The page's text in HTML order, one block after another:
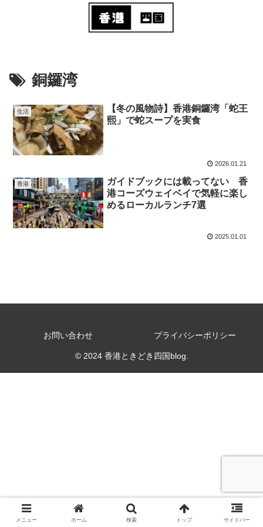
銅鑼湾
生活
【冬の風物詩】香港銅鑼湾「蛇王
熙」で蛇スープを実食
2026.01.21
香港
ガイドブックには載ってない 香
港コーズウェイベイで気軽に楽し
めるローカルランチ7選
2025.01.01
お問い合わせ プライバシーポリシー
© 2024 香港ときどき四国blog.
メニュー ホーム 検索 トップ サイドバー